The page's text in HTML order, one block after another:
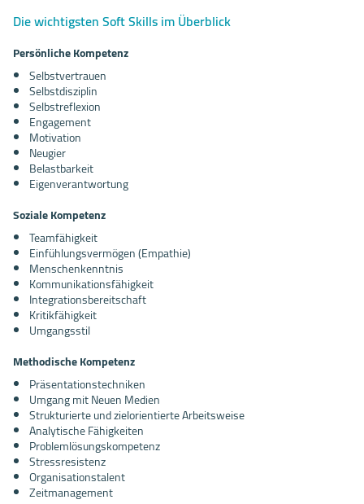
Die wichtigsten Soft Skills im Überblick
Persönliche Kompetenz
Selbstvertrauen
Selbstdisziplin
Selbstreflexion
Engagement
Motivation
Neugier
Belastbarkeit
Eigenverantwortung
Soziale Kompetenz
Teamfähigkeit
Einfühlungsvermögen (Empathie)
Menschenkenntnis
Kommunikationsfähigkeit
Integrationsbereitschaft
Kritikfähigkeit
Umgangsstil
Methodische Kompetenz
Präsentationstechniken
Umgang mit Neuen Medien
Strukturierte und zielorientierte Arbeitsweise
Analytische Fähigkeiten
Problemlösungskompetenz
Stressresistenz
Organisationstalent
Zeitmanagement